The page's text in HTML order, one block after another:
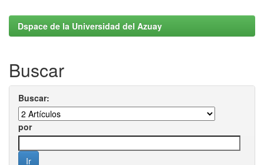
Dspace de la Universidad del Azuay
Buscar
Buscar:
por